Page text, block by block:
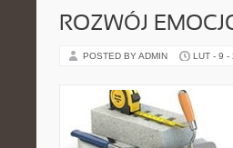
ROZWÓJ
POSTED BY ADMIN LUT - 9 -